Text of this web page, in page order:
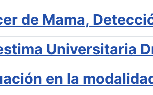
de Mama,
Universitaria
en la